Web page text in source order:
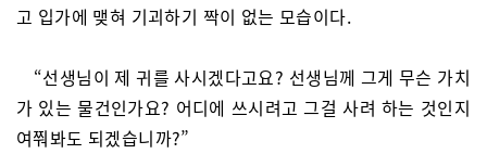
고 입가에 맺혀 기괴하기 짝이 없는 모습이다.
“선생님이 제 귀를 사시겠다고요? 선생님께 그게 무슨 가치
가 있는 물건인가요? 어디에 쓰시려고 그걸 사려 하는 것인지
여쭤봐도 되겠습니까?”